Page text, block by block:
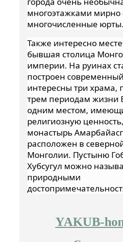
многоэтажками мирно
многочисленные юрты.
Также интересно
бывшая столица
империи. На руинах
построен
интересны три
трем периодам жизни
одним местом,
религиозную
монастырь
расположен в
Монголии. Пустыню
Хубсугул можно
природными
YAKUB-